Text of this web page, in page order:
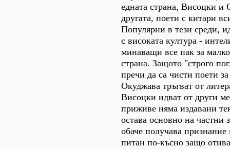
едната страна, Висоцки и
другата, поети с китари
Популярни в тези среди,
с високата култура -
минаващи все пак за
страна. Защото "строго
пречи да са чисти поети
Окуджава тръгват от
Висоцки идват от други
приживе няма издавани
остава основно на частни
обаче получава
питан по-късно защо